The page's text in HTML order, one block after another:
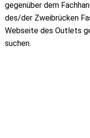
gegenüber dem
des/der Zweibrücken
Webseite des Outlets
suchen.